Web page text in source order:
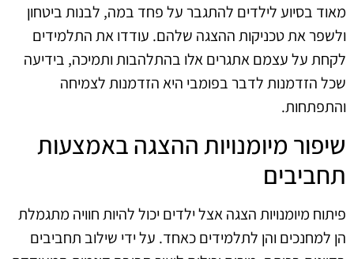
מאוד בסיוע לילדים להתגבר על פחד במה, לבנות ביטחון
ולשפר את טכניקות ההצגה שלהם. עודדו את התלמידים
לקחת על עצמם אתגרים אלו בהתלהבות ותמיכה, בידיעה
שכל הזדמנות לדבר בפומבי היא הזדמנות לצמיחה
והתפתחות.
שיפור מיומנויות ההצגה באמצעות
תחביבים
פיתוח מיומנויות הצגה אצל ילדים יכול להיות חוויה מתגמלת
הן למחנכים והן לתלמידים כאחד. על ידי שילוב תחביבים